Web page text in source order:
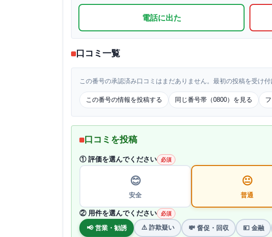
電話に出た
口コミ一覧
この番号の承認済み口コミはまだありません。最初の投稿を受け付
この番号の情報を投稿する 同じ番号帯（0800）を見る
口コミを投稿
① 評価を選んでください 必須
😊
安全
😐
普通
② 用件を選んでください 必須
📢 営業・勧誘 ⚠️ 詐欺疑い 💸 督促・回収 💴 金融